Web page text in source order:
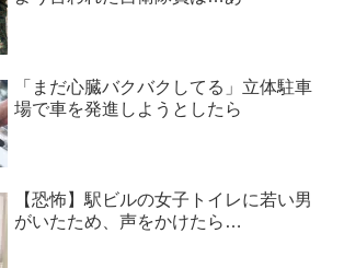
「まだ心臓バクバクしてる」立体駐車
場で車を発進しようとしたら
【恐怖】駅ビルの女子トイレに若い男
がいたため、声をかけたら…